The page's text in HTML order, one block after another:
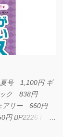
夏号 1,100円 ギ
ック 838円
アリー 660円
円 BP2226 I